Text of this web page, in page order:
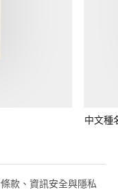
中文種
款、資訊安全與隱私